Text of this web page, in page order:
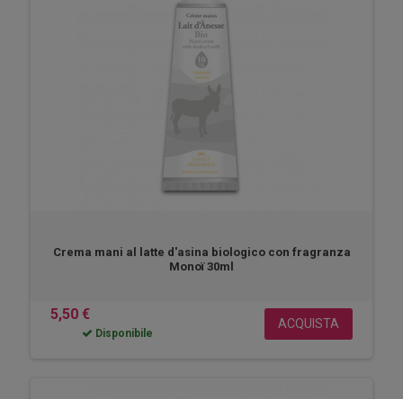
Crema mani al latte d'asina biologico con fragranza
Monoï 30ml
5,50 €
Disponibile
ACQUISTA